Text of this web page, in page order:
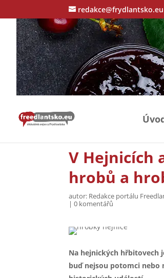
redakce@frydlantsko.eu
V Hejnicích
hrobů a
autor: Redakce portálu
|0 komentářů
Na hejnických hřbitovech
buď nejsou potomci nebo